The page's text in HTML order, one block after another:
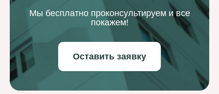
Мы бесплатно проконсультируем и все
покажем!
Оставить заявку